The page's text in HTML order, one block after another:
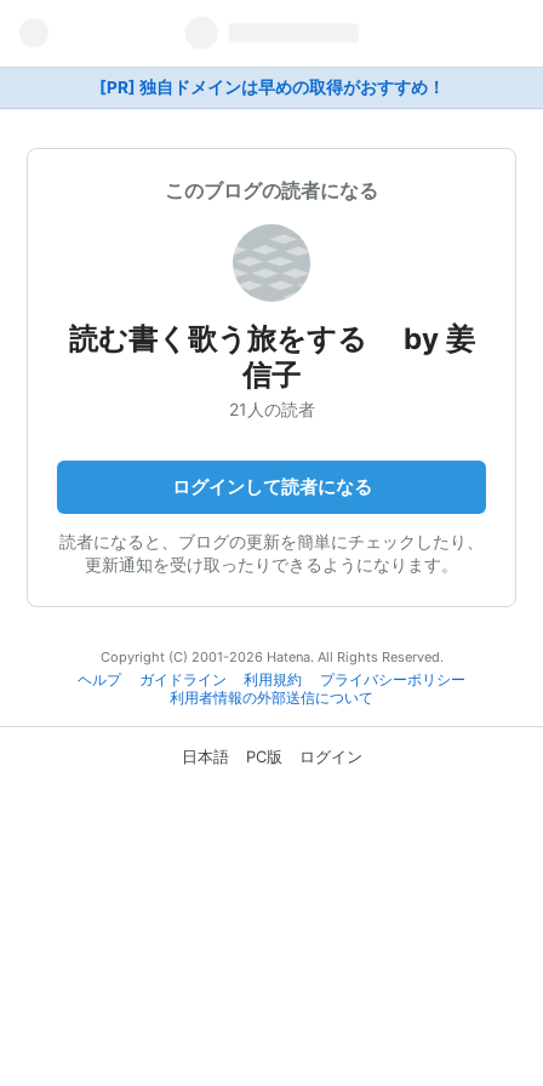
[PR] 独自ドメインは早めの取得がおすすめ！
このブログの読者になる
読む書く歌う旅をする by 姜
信子
21人の読者
ログインして読者になる
読者になると、ブログの更新を簡単にチェックしたり、
更新通知を受け取ったりできるようになります。
Copyright (C) 2001-2026 Hatena. All Rights Reserved.
ヘルプ
ガイドライン 利用規約
プライバシーポリシー
利用者情報の外部送信について
日本語 PC版 ログイン